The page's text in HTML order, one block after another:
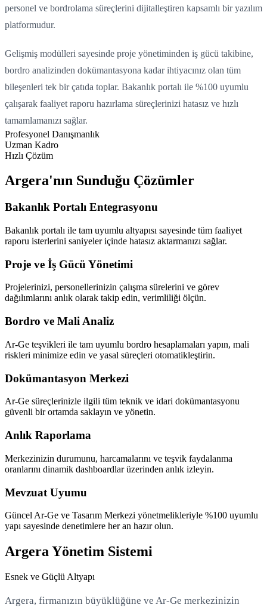
personel ve bordrolama süreçlerini dijitalleştiren kapsamlı bir yazılım
platformudur.
Gelişmiş modülleri sayesinde proje yönetiminden iş gücü takibine,
bordro analizinden dokümantasyona kadar ihtiyacınız olan tüm
bileşenleri tek bir çatıda toplar. Bakanlık portalı ile %100 uyumlu
çalışarak faaliyet raporu hazırlama süreçlerinizi hatasız ve hızlı
tamamlamanızı sağlar.
Profesyonel Danışmanlık
Uzman Kadro
Hızlı Çözüm
Argera'nın Sunduğu Çözümler
Bakanlık Portalı Entegrasyonu
Bakanlık portalı ile tam uyumlu altyapısı sayesinde tüm faaliyet
raporu isterlerini saniyeler içinde hatasız aktarmanızı sağlar.
Proje ve İş Gücü Yönetimi
Projelerinizi, personellerinizin çalışma sürelerini ve görev
dağılımlarını anlık olarak takip edin, verimliliği ölçün.
Bordro ve Mali Analiz
Ar-Ge teşvikleri ile tam uyumlu bordro hesaplamaları yapın, mali
riskleri minimize edin ve yasal süreçleri otomatikleştirin.
Dokümantasyon Merkezi
Ar-Ge süreçlerinizle ilgili tüm teknik ve idari dokümantasyonu
güvenli bir ortamda saklayın ve yönetin.
Anlık Raporlama
Merkezinizin durumunu, harcamalarını ve teşvik faydalanma
oranlarını dinamik dashboardlar üzerinden anlık izleyin.
Mevzuat Uyumu
Güncel Ar-Ge ve Tasarım Merkezi yönetmelikleriyle %100 uyumlu
yapı sayesinde denetimlere her an hazır olun.
Argera Yönetim Sistemi
Esnek ve Güçlü Altyapı
Argera, firmanızın büyüklüğüne ve Ar-Ge merkezinizin